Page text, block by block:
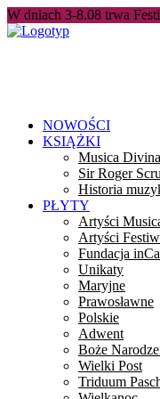
W dniach 3-8.08 trwa
NOWOŚCI
KSIĄŻKI
Musica Divina
Sir Roger
Historia
PŁYTY
Artyści
Artyści
Fundacja
Unikaty
Maryjne
Prawosławne
Polskie
Adwent
Boże
Wielki Post
Triduum